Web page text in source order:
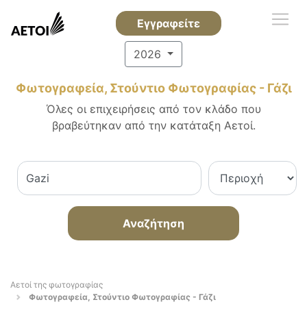
Εγγραφείτε
2026
Φωτογραφεία, Στούντιο Φωτογραφίας - Γάζι
Όλες οι επιχειρήσεις από τον κλάδο που
βραβεύτηκαν από την κατάταξη Αετοί.
Αναζήτηση
Αετοί της φωτογραφίας
Φωτογραφεία, Στούντιο Φωτογραφίας - Γάζι